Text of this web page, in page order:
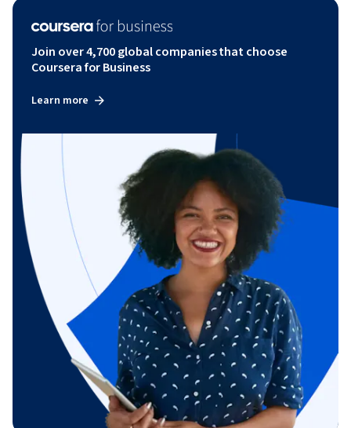
Join over 4,700 global companies that choose
Coursera for Business
Learn more